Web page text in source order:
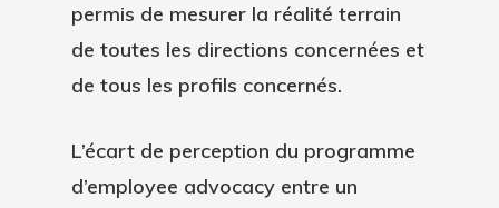
permis de mesurer la réalité terrain
de toutes les directions concernées et
de tous les profils concernés.
L’écart de perception du programme
d’employee advocacy entre un